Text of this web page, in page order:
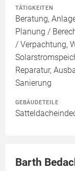
TÄTIGKEITEN
Beratung,
Planung /
/ Verpachtung,
Reparatur,
Sanierung
GEBÄUDETEILE
Barth